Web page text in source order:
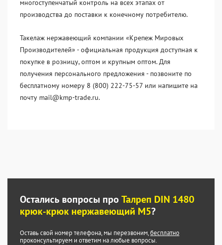
многоступенчатый контроль на всех этапах от
производства до поставки к конечному потребителю.
Такелаж нержавеющий компании «Крепеж Мировых
Производителей» - официальная продукция доступная к
покупке в розницу, оптом и крупным оптом. Для
получения персонального предложения - позвоните по
бесплатному номеру 8 (800) 222-75-57 или напишите на
почту mail@kmp-trade.ru.
Остались вопросы про Талреп DIN 1480
крюк-крюк нержавеющий М5?
Оставь свой номер телефона, мы перезвоним,бесплатно
проконсультируем и ответим на любые вопросы.